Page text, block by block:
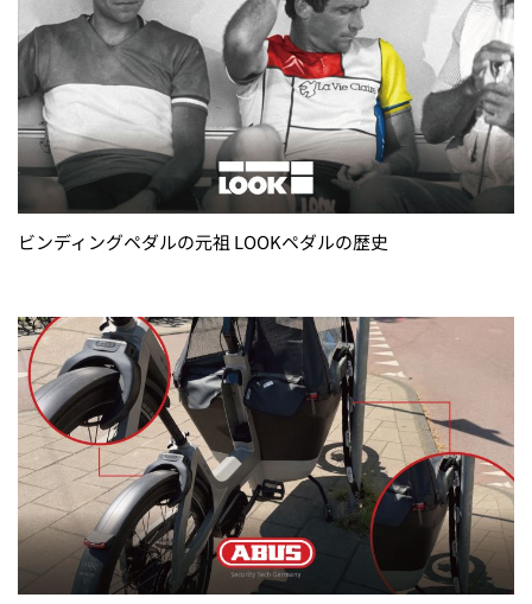
ビンディングペダルの元祖 LOOKペダルの歴史